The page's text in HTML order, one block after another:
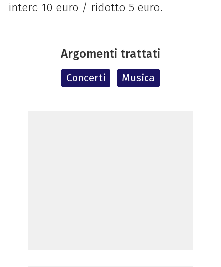
intero 10 euro / ridotto 5 euro.
Argomenti trattati
Concerti Musica